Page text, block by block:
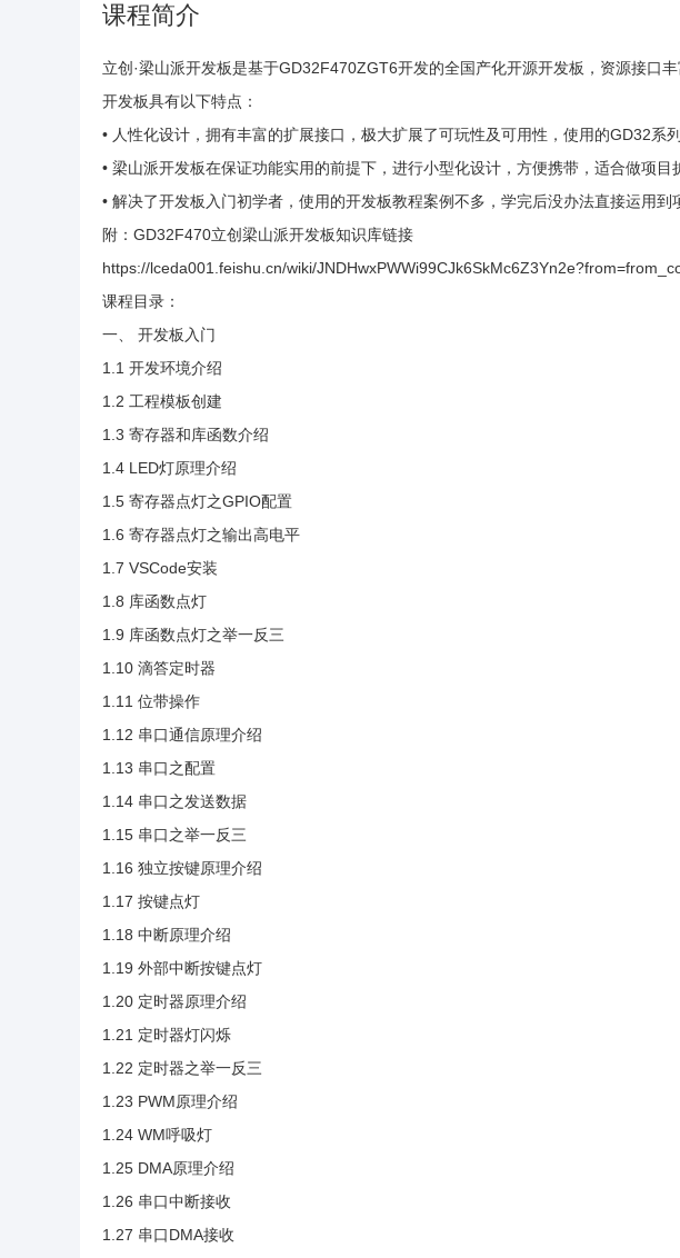
课程简介
立创·梁山派开发板是基于GD32F470ZGT6开发的全国产化开源开发板，资源接口
开发板具有以下特点：
• 人性化设计，拥有丰富的扩展接口，极大扩展了可玩性及可用性，使用的GD32系
• 梁山派开发板在保证功能实用的前提下，进行小型化设计，方便携带，适合做项目
• 解决了开发板入门初学者，使用的开发板教程案例不多，学完后没办法直接运用到
附：GD32F470立创梁山派开发板知识库链接
https://lceda001.feishu.cn/wiki/
课程目录：
一、 开发板入门
1.1 开发环境介绍
1.2 工程模板创建
1.3 寄存器和库函数介绍
1.4 LED灯原理介绍
1.5 寄存器点灯之GPIO配置
1.6 寄存器点灯之输出高电平
1.7 VSCode安装
1.8 库函数点灯
1.9 库函数点灯之举一反三
1.10 滴答定时器
1.11 位带操作
1.12 串口通信原理介绍
1.13 串口之配置
1.14 串口之发送数据
1.15 串口之举一反三
1.16 独立按键原理介绍
1.17 按键点灯
1.18 中断原理介绍
1.19 外部中断按键点灯
1.20 定时器原理介绍
1.21 定时器灯闪烁
1.22 定时器之举一反三
1.23 PWM原理介绍
1.24 WM呼吸灯
1.25 DMA原理介绍
1.26 串口中断接收
1.27 串口DMA接收